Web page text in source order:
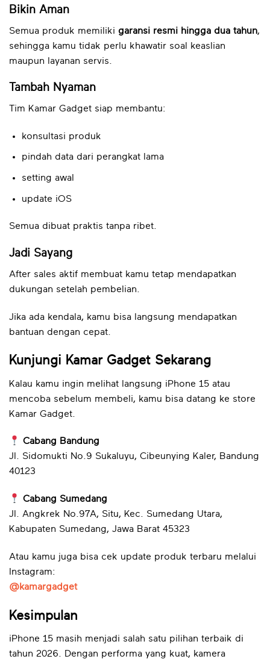
Bikin Aman
Semua produk memiliki garansi resmi hingga dua tahun,
sehingga kamu tidak perlu khawatir soal keaslian
maupun layanan servis.
Tambah Nyaman
Tim Kamar Gadget siap membantu:
konsultasi produk
pindah data dari perangkat lama
setting awal
update iOS
Semua dibuat praktis tanpa ribet.
Jadi Sayang
After sales aktif membuat kamu tetap mendapatkan
dukungan setelah pembelian.
Jika ada kendala, kamu bisa langsung mendapatkan
bantuan dengan cepat.
Kunjungi Kamar Gadget Sekarang
Kalau kamu ingin melihat langsung iPhone 15 atau
mencoba sebelum membeli, kamu bisa datang ke store
Kamar Gadget.
Cabang Bandung
Jl. Sidomukti No.9 Sukaluyu, Cibeunying Kaler, Bandung
40123
Cabang Sumedang
Jl. Angkrek No.97A, Situ, Kec. Sumedang Utara,
Kabupaten Sumedang, Jawa Barat 45323
Atau kamu juga bisa cek update produk terbaru melalui
Instagram:
@kamargadget
Kesimpulan
iPhone 15 masih menjadi salah satu pilihan terbaik di
tahun 2026. Dengan performa yang kuat, kamera